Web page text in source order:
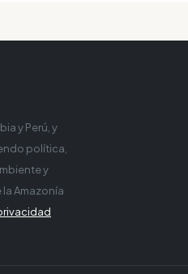
y Perú, y
política,
y
Amazonía